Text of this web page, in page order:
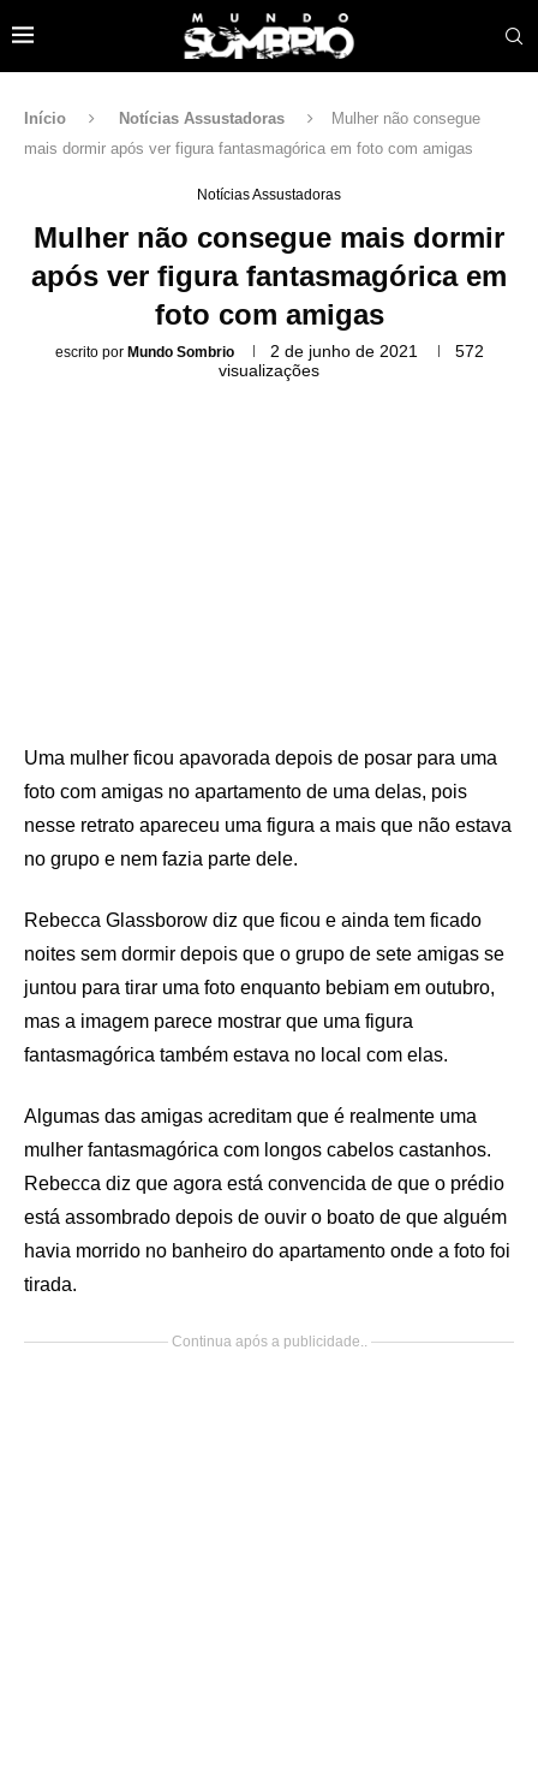
Início Notícias Assustadoras
Mulher não consegue
mais dormir após ver figura fantasmagórica em foto com amigas
Notícias Assustadoras
Mulher não consegue mais dormir
após ver figura fantasmagórica em
foto com amigas
escrito por Mundo Sombrio 2 de junho de 2021
572
visualizações
Uma mulher ficou apavorada depois de posar para uma
foto com amigas no apartamento de uma delas, pois
nesse retrato apareceu uma figura a mais que não estava
no grupo e nem fazia parte dele.
Rebecca Glassborow diz que ficou e ainda tem ficado
noites sem dormir depois que o grupo de sete amigas se
juntou para tirar uma foto enquanto bebiam em outubro,
mas a imagem parece mostrar que uma figura
fantasmagórica também estava no local com elas.
Algumas das amigas acreditam que é realmente uma
mulher fantasmagórica com longos cabelos castanhos.
Rebecca diz que agora está convencida de que o prédio
está assombrado depois de ouvir o boato de que alguém
havia morrido no banheiro do apartamento onde a foto foi
tirada.
Continua após a publicidade..